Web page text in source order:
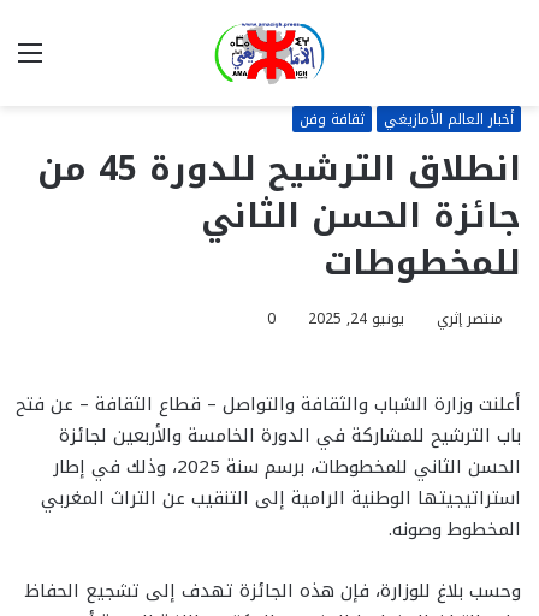
أخبار العالم الأمازيغي ثقافة وفن
انطلاق الترشيح للدورة 45 من
جائزة الحسن الثاني
للمخطوطات
منتصر إثري يونيو 24, 2025 0
أعلنت وزارة الشباب والثقافة والتواصل – قطاع الثقافة – عن فتح
باب الترشيح للمشاركة في الدورة الخامسة والأربعين لجائزة
الحسن الثاني للمخطوطات، برسم سنة 2025، وذلك في إطار
استراتيجيتها الوطنية الرامية إلى التنقيب عن التراث المغربي
المخطوط وصونه.
وحسب بلاغ للوزارة، فإن هذه الجائزة تهدف إلى تشجيع الحفاظ